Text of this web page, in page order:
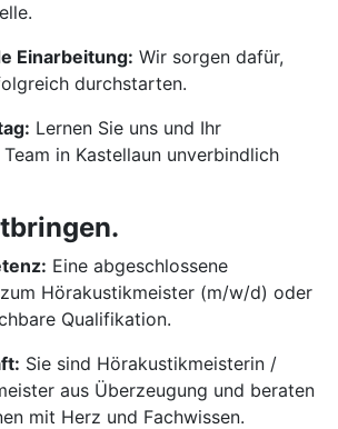
Einarbeitung: Wir sorgen dafür,
durchstarten.
Lernen Sie uns und Ihr
in Kastellaun unverbindlich
Eine abgeschlossene
Hörakustikmeister (m/w/d) oder
Qualifikation.
Sie sind Hörakustikmeisterin /
aus Überzeugung und beraten
mit Herz und Fachwissen.